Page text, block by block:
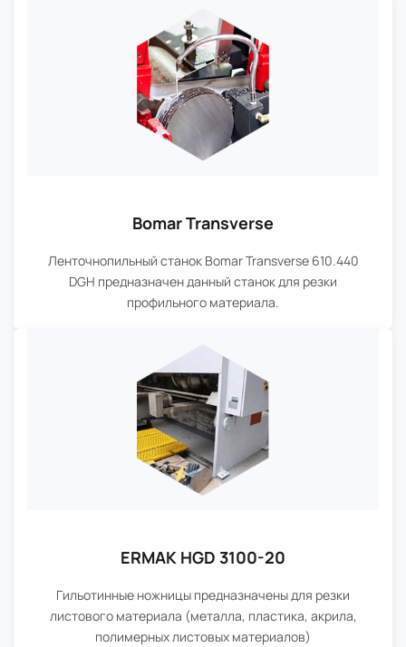
Bomar Transverse
Ленточнопильный станок Bomar Transverse 610.440
DGH предназначен данный станок для резки
профильного материала.
ERMAK HGD 3100-20
Гильотинные ножницы предназначены для резки
листового материала (металла, пластика, акрила,
полимерных листовых материалов)